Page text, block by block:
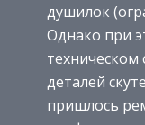
душилок
Однако при
техническом
деталей
пришлось